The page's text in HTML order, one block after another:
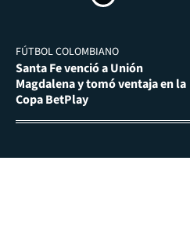
FÚTBOL COLOMBIANO
Santa Fe venció a Unión
Magdalena y tomó ventaja en la
Copa BetPlay